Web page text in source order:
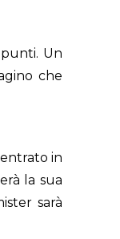
Un
che
in
la sua
sarà